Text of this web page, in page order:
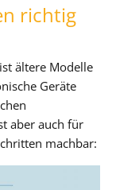
richtig
ältere Modelle
Geräte
aber auch für
machbar: